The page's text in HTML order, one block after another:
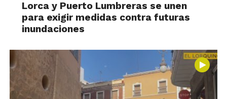
Lorca y Puerto Lumbreras se unen
para exigir medidas contra futuras
inundaciones